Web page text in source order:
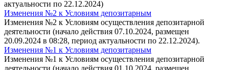
актуальности по 22.12.2024)
Изменения №2 к Условиям депозитарным
Изменения №2 к Условиям осуществления депозитарной
деятельности (начало действия 07.10.2024, размещен
20.09.2024 в 08:28, период актуальности по 22.12.2024).
Изменения №1 к Условиям депозитарным
Изменения №1 к Условиям осуществления депозитарной
деятельности (начало действия 01.10.2024, размещен